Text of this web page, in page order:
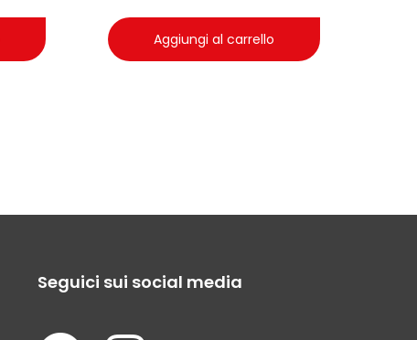
Aggiungi al carrello
Seguici sui social media